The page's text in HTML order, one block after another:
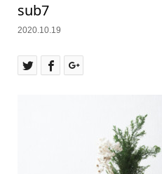
sub7
2020.10.19